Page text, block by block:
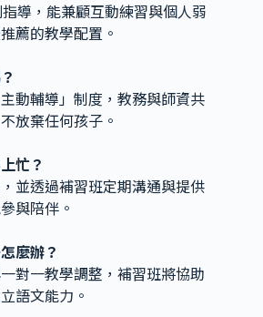
導，能兼顧互動練習與個人弱
薦的教學配置。
動輔導」制度，教務與師資共
放棄任何孩子。
忙？
並透過補習班定期溝通與提供
與陪伴。
麼辦？
對一教學調整，補習班將協助
語文能力。